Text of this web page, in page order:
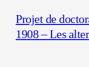
Projet de
1908 – Les